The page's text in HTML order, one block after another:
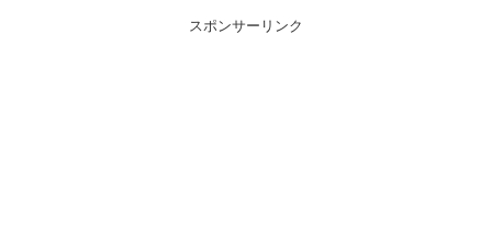
スポンサーリンク